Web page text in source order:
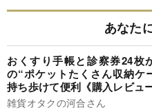
あなた
おくすり手帳と診察券24枚
の“ポケットたくさん収納ケ
持ち歩けて便利《購入レビュ
雑貨オタクの河合さん